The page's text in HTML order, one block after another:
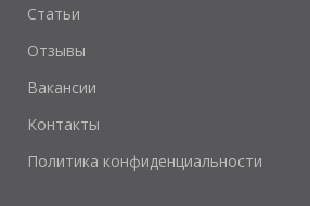
Статьи
Отзывы
Вакансии
Контакты
Политика конфиденциальности